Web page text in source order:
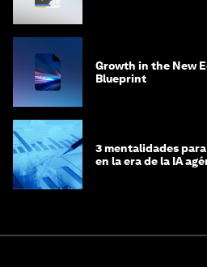
Growth in the New
Blueprint
3 mentalidades
en la era de la IA